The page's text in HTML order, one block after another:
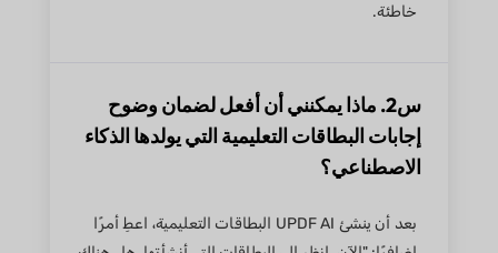
خاطئة.
س2. ماذا يمكنني أن أفعل لضمان وضوح
إجابات البطاقات التعليمية التي يولدها الذكاء
الاصطناعي؟
بعد أن ينشئ UPDF AI البطاقات التعليمية، اعطِ أمرًا